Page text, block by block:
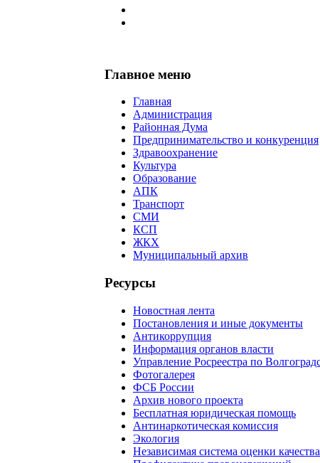
Главное меню
Главная
Администрация
Районная Дума
Предпринимательство и конкуренция
Здравоохранение
Культура
Образование
АПК
Транспорт
СМИ
КСП
ЖКХ
Муниципальный архив
Ресурсы
Новостная лента
Постановления и иные документы
Антикоррупция
Информация органов власти
Управление Росреестра по
Фотогалерея
ФСБ России
Архив нового проекта
Бесплатная юридическая помощь
Антинаркотическая комиссия
Экология
Независимая система оценки